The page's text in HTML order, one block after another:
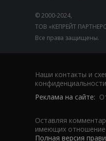
© 2000-2024,
ТОВ «КЕПРЕЙТ
Все права защищены.
Наши контакты и
Реклама на сайте:
Оставляя
имеющих отношение
Полная версия